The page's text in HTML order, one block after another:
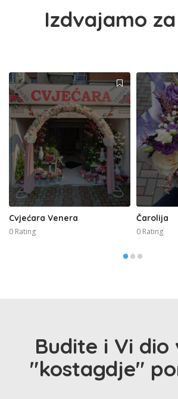
Izdvajamo
Cvjećara Venera
0 Rating
Čarolija
0 Rating
Budite i Vi dio
"kostagdje"